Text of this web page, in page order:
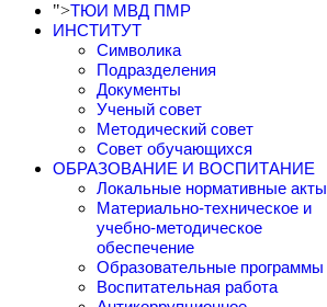
">ТЮИ МВД ПМР
ИНСТИТУТ
Символика
Подразделения
Документы
Ученый совет
Методический совет
Совет обучающихся
ОБРАЗОВАНИЕ И ВОСПИТАНИЕ
Локальные нормативные акты
Материально-техническое и
учебно-методическое
обеспечение
Образовательные программы
Воспитательная работа